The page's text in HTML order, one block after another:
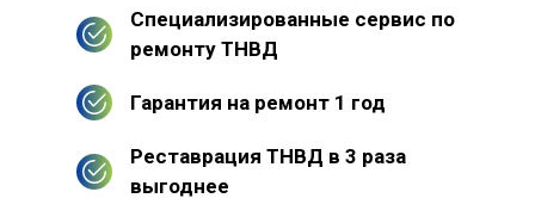
Специализированные сервис по
ремонту ТНВД
Гарантия на ремонт 1 год
Реставрация ТНВД в 3 раза
выгоднее